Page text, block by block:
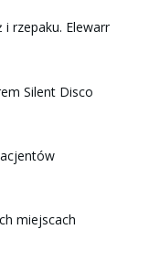
i rzepaku. Elewarr
Silent Disco
miejscach